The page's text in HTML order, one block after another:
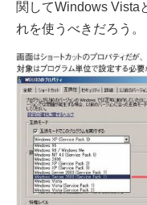
関してWindows Vista
れを使うべきだろう。